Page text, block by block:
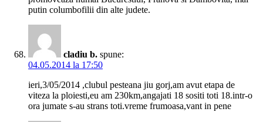
putin columbofilii din alte judete.
cladiu b. spune:
04.05.2014 la 17:50
ieri,3/05/2014 ,clubul pesteana jiu gorj,am avut etapa de
viteza la ploiesti,eu am 230km,angajati 18 sositi toti 18.intr-o
ora jumate s-au strans toti.vreme frumoasa,vant in pene